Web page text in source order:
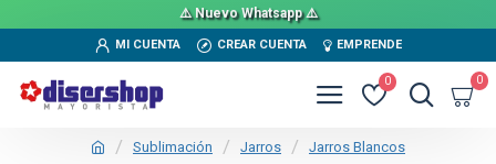
⚠️ Nuevo Whatsapp ⚠️
MI CUENTA CREAR CUENTA EMPRENDE
0 0
Sublimación Jarros
Jarros Blancos